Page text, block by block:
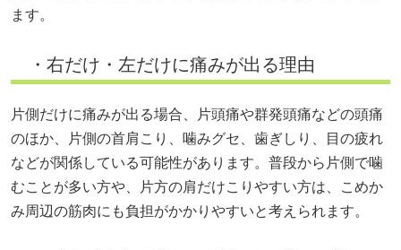
ます。
・右だけ・左だけに痛みが出る理由
片側だけに痛みが出る場合、片頭痛や群発頭痛などの頭痛
のほか、片側の首肩こり、噛みグセ、歯ぎしり、目の疲れ
などが関係している可能性があります。普段から片側で噛
むことが多い方や、片方の肩だけこりやすい方は、こめか
み周辺の筋肉にも負担がかかりやすいと考えられます。